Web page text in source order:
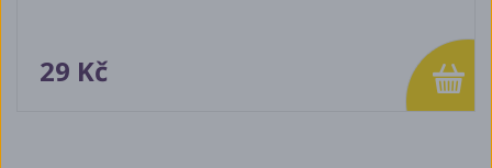
29 Kč